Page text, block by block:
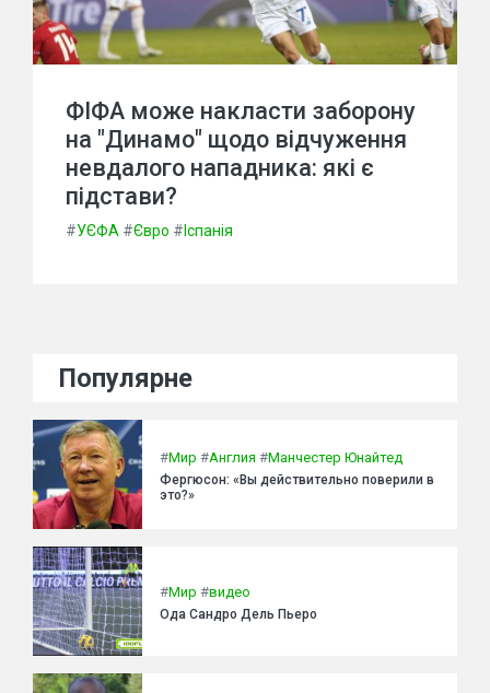
ФІФА може накласти заборону
на "Динамо" щодо відчуження
невдалого нападника: які є
підстави?
#УЄФА #Євро # Іспанія
Популярне
#Мир #Англия #Манчестер Юнайтед
Фергюсон: «Вы действительно поверили в
это?»
#Мир #видео
Ода Сандро Дель Пьеро